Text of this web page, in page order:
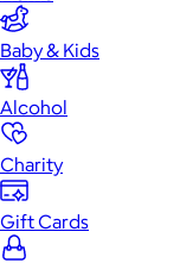
Baby & Kids
Alcohol
Charity
Gift Cards